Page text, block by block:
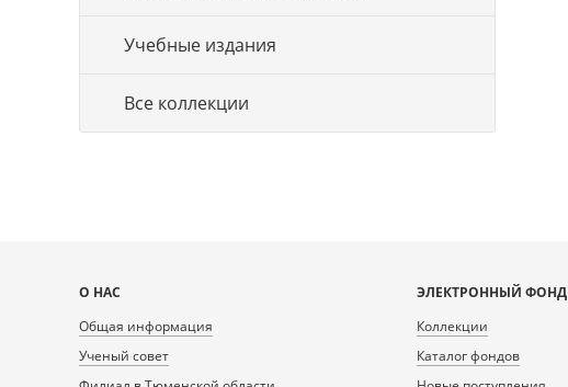
Учебные издания
Все коллекции
Карта
сайта
О НАС
Общая информация
Ученый совет
ЭЛЕКТРОННЫЙ ФОНД
Коллекции
Каталог фондов